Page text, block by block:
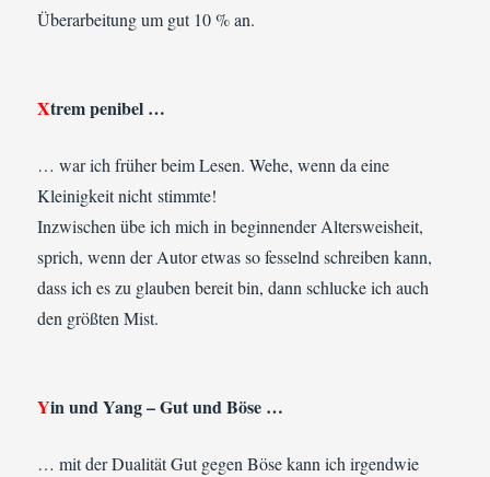
Überarbeitung um gut 10 % an.
Xtrem penibel …
… war ich früher beim Lesen. Wehe, wenn da eine
Kleinigkeit nicht stimmte!
Inzwischen übe ich mich in beginnender Altersweisheit,
sprich, wenn der Autor etwas so fesselnd schreiben kann,
dass ich es zu glauben bereit bin, dann schlucke ich auch
den größten Mist.
Yin und Yang – Gut und Böse …
… mit der Dualität Gut gegen Böse kann ich irgendwie